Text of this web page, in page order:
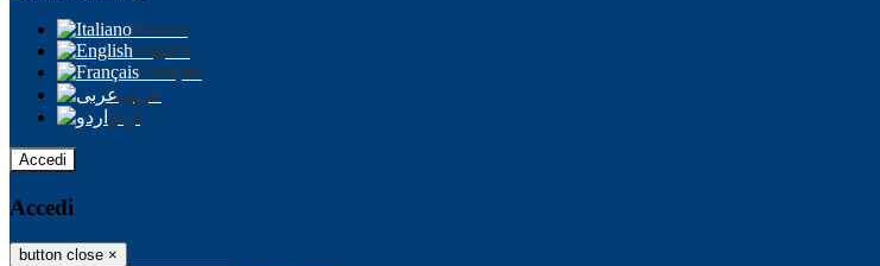
Italiano
English
Français
عربى
اردو
Accedi
Accedi
button close ×